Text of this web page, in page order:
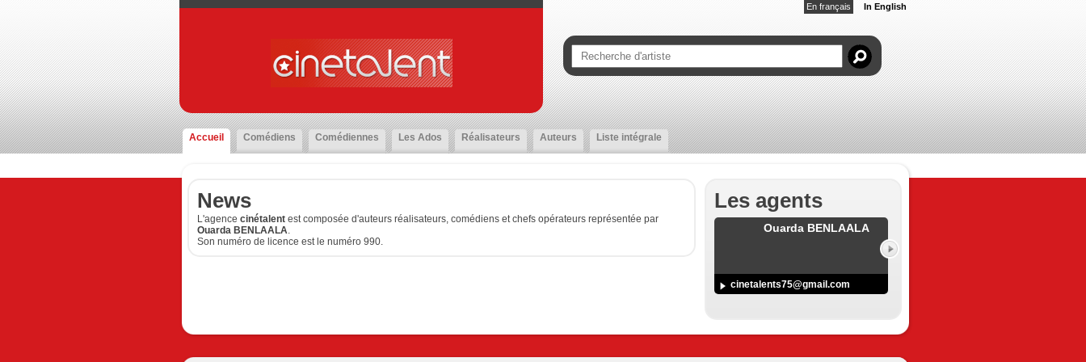
En français In English
Accueil Comédiens Comédiennes Les Ados Réalisateurs Auteurs Liste intégrale
News
L'agence cinétalent est composée d'auteurs réalisateurs, comédiens et chefs opérateurs représentée par
Ouarda BENLAALA.
Son numéro de licence est le numéro 990.
Les agents
Ouarda BENLAALA
cinetalents75@gmail.com